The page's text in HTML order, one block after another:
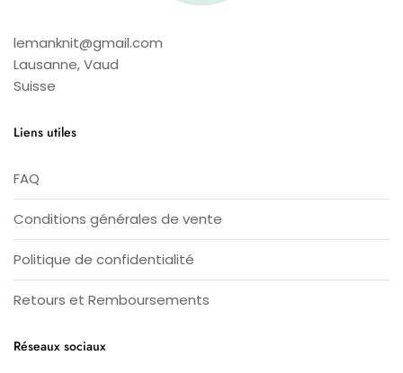
lemanknit@gmail.com
Lausanne,Vaud
Suisse
Liens utiles
FAQ
Conditions générales de vente
Politique de confidentialité
Retours et Remboursements
Réseaux sociaux